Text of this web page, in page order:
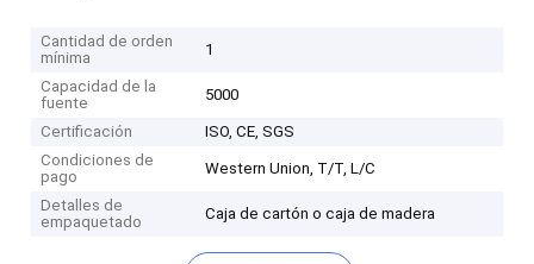
Cantidad de orden
mínima
1
Capacidad de la
fuente
5000
Certificación
ISO, CE, SGS
Condiciones de
pago
Western Union, T/T, L/C
Detalles de
empaquetado
Caja de cartón o caja de madera